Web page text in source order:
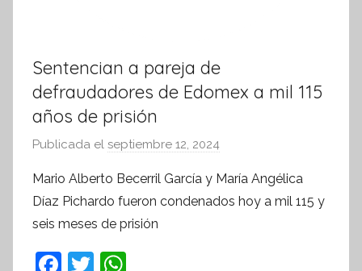
Sentencian a pareja de
defraudadores de Edomex a mil 115
años de prisión
Publicada el septiembre 12, 2024
r
S
Mario Alberto Becerril García y María Angélica
Díaz Pichardo fueron condenados hoy a mil 115 y
seis meses de prisión
F T